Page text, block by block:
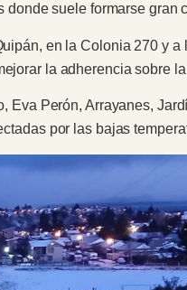
suele formarse gran
en la Colonia 270 y a
la adherencia sobre
Eva Perón, Arrayanes,
por las bajas